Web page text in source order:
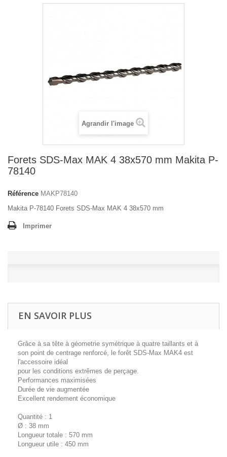
Agrandir l'image
Forets SDS-Max MAK 4 38x570 mm Makita P-
78140
Référence MAKP78140
Makita P-78140 Forets SDS-Max MAK 4 38x570 mm
Imprimer
EN SAVOIR PLUS
Grâce à sa tête à géometrie symétrique à quatre taillants et à
son point de centrage renforcé, le forêt SDS-Max MAK4 est
l'accessoire idéal
pour les conditions extrêmes de perçage.
Performances maximisées
Durée de vie augmentée
Excellent rendement économique
Quantité : 1
Ø : 38 mm
Longueur totale : 570 mm
Longueur utile : 450 mm